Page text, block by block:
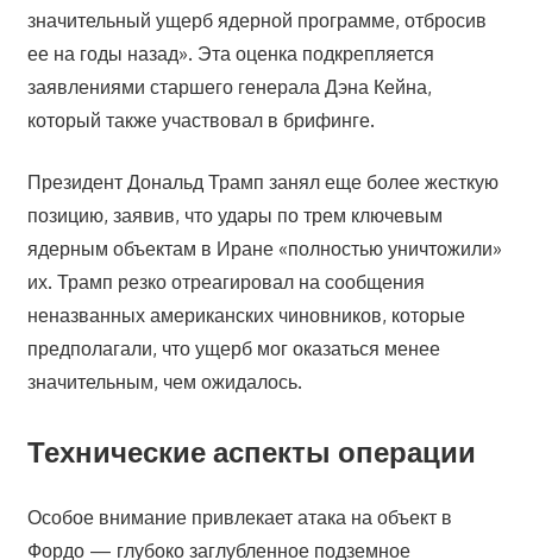
значительный ущерб ядерной программе, отбросив
ее на годы назад». Эта оценка подкрепляется
заявлениями старшего генерала Дэна Кейна,
который также участвовал в брифинге.
Президент Дональд Трамп занял еще более жесткую
позицию, заявив, что удары по трем ключевым
ядерным объектам в Иране «полностью уничтожили»
их. Трамп резко отреагировал на сообщения
неназванных американских чиновников, которые
предполагали, что ущерб мог оказаться менее
значительным, чем ожидалось.
Технические аспекты операции
Особое внимание привлекает атака на объект в
Фордо — глубоко заглубленное подземное